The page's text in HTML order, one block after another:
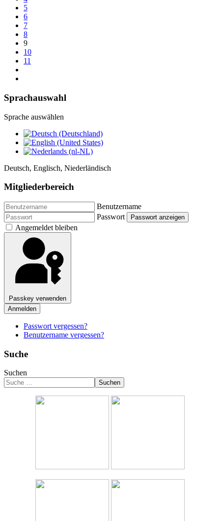
5
6
7
8
9
10
11
Sprachauswahl
Sprache auswählen
Deutsch, Englisch, Niederländisch
Mitgliederbereich
Benutzername
Passwort
Passwort anzeigen
Angemeldet bleiben
Passkey verwenden
Anmelden
Passwort vergessen?
Benutzername vergessen?
Suche
Suchen
Suchen